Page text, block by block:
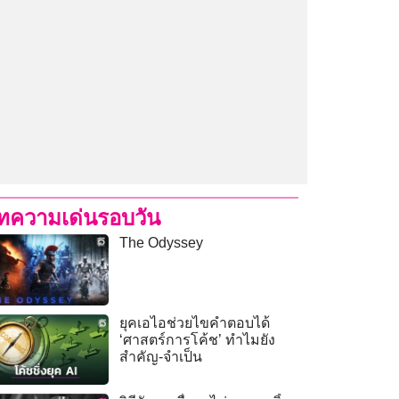
ความเด่นรอบวัน
The Odyssey
ยุคเอไอช่วยไขคำตอบได้
‘ศาสตร์การโค้ช’ ทำไมยัง
สำคัญ-จำเป็น